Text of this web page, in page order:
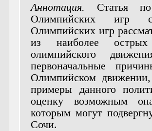
Аннотация.
Статья
Олимпийских игр
Олимпийских игр
из наиболее острых
олимпийского
первоначальные
Олимпийском движении,
примеры данного
оценку возможным
которым могут
Сочи.